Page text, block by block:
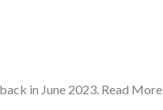
in June 2023. Read More